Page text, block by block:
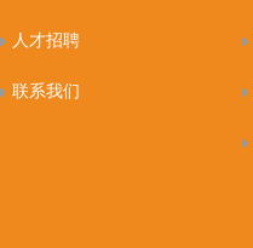
人才招聘
联系我们